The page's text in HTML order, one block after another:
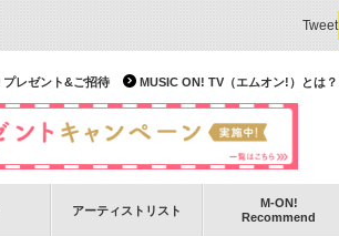
Tweet
MUSIC ON! TV（エムオン!）とは？
プレゼント&ご招待
アーティストリスト
M-ON!
Recommend